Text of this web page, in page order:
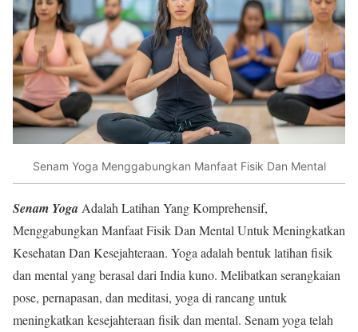
Senam Yoga Menggabungkan Manfaat Fisik Dan Mental
Senam Yoga Adalah Latihan Yang Komprehensif,
Menggabungkan Manfaat Fisik Dan Mental Untuk Meningkatkan
Kesehatan Dan Kesejahteraan. Yoga adalah bentuk latihan fisik
dan mental yang berasal dari India kuno. Melibatkan serangkaian
pose, pernapasan, dan meditasi, yoga di rancang untuk
meningkatkan kesejahteraan fisik dan mental. Senam yoga telah